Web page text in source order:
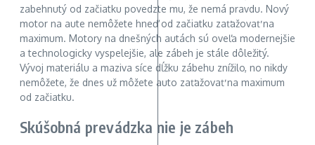
zabehnutý od začiatku povedzte mu, že nemá pravdu. Nový
motor na aute nemôžete hneď od začiatku zaťažovať na
maximum. Motory na dnešných autách sú oveľa modernejšie
a technologicky vyspelejšie, ale zábeh je stále dôležitý.
Vývoj materiálu a maziva síce dĺžku zábehu znížilo, no nikdy
nemôžete, že dnes už môžete auto zaťažovať na maximum
od začiatku.
Skúšobná prevádzka nie je zábeh